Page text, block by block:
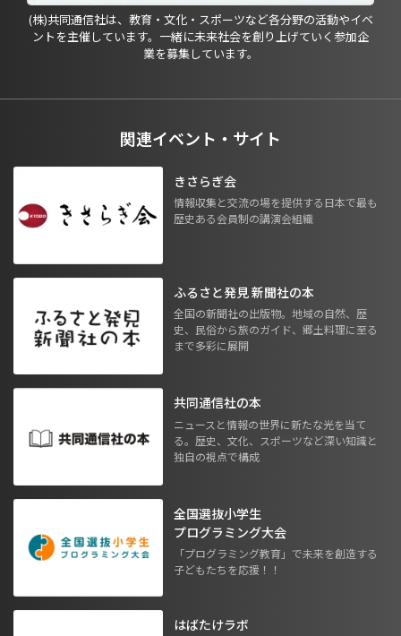
(株)共同通信社は、教育・文化・スポーツなど各分野の活動やイベ
ントを主催しています。一緒に未来社会を創り上げていく参加企
業を募集しています。
関連イベント・サイト
きさらぎ会
情報収集と交流の場を提供する日本で最も
歴史ある会員制の講演会組織
ふるさと発見 新聞社の本
全国の新聞社の出版物。地域の自然、歴
史、民俗から旅のガイド、郷土料理に至る
まで多彩に展開
共同通信社の本
ニュースと情報の世界に新たな光を当て
る。歴史、文化、スポーツなど深い知識と
独自の視点で構成
全国選抜小学生
プログラミング大会
「プログラミング教育」で未来を創造する
子どもたちを応援！！
はばたけラボ